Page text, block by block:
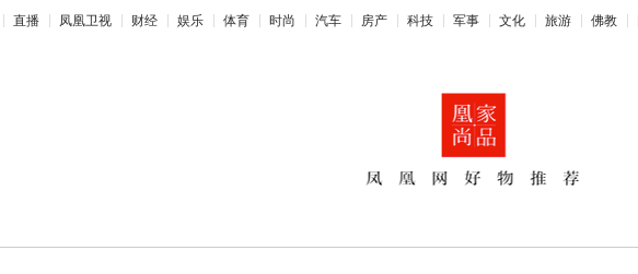
直播 凤凰卫视 财经 娱乐 体育 时尚 汽车 房产 科技 军事 文化 旅游 佛教